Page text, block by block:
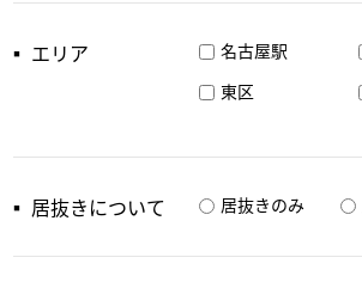
▪︎ エリア 名古屋駅
東区
▪︎ 居抜きについて 居抜きのみ